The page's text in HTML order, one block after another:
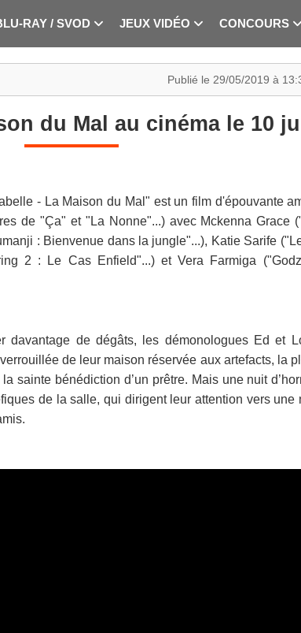
RAY / SVOD JEUX VIDÉO CONCOURS
Publié le 29/05/2019 à
du Mal au cinéma le 10
- La Maison du Mal" est un film d'épouvante
de "Ça" et "La Nonne"...) avec Mckenna Grace
: Bienvenue dans la jungle"...), Katie Sarife
2 : Le Cas Enfield"...) et Vera Farmiga
davantage de dégâts, les démonologues Ed et
de leur maison réservée aux artefacts, la
sainte bénédiction d’un prêtre. Mais une nuit
de la salle, qui dirigent leur attention vers une